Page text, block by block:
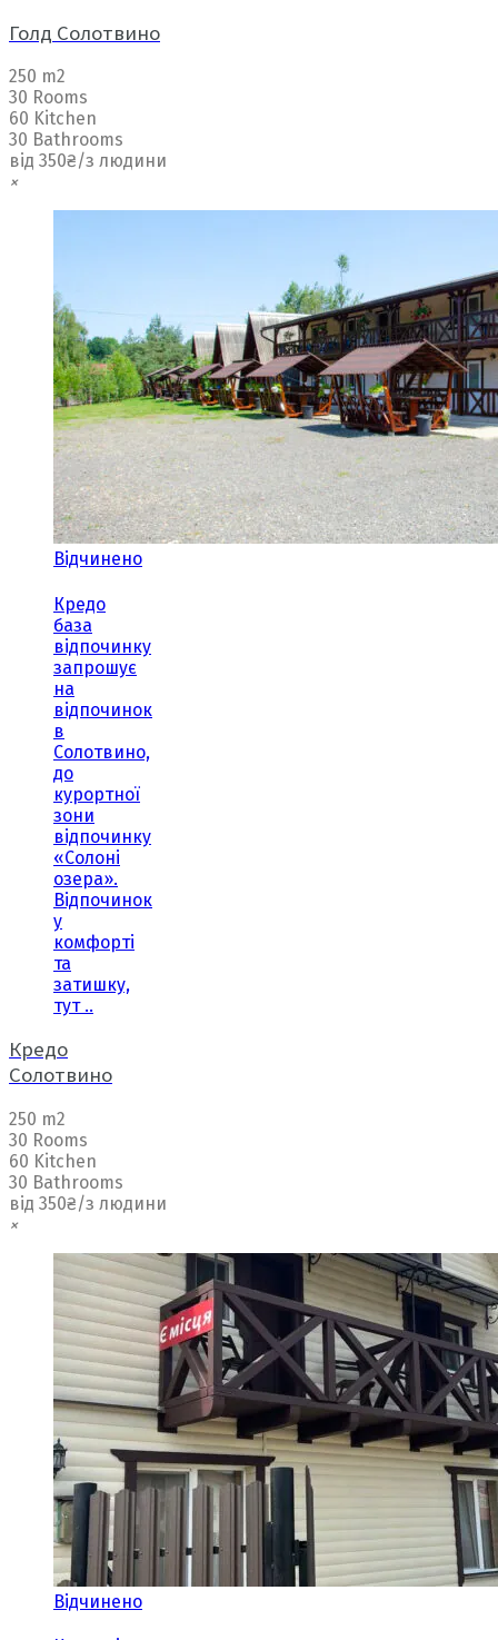
Голд Солотвино
250 m2
30 Rooms
60 Kitchen
30 Bathrooms
від 350₴/з людини
×
Відчинено
Кредо
база
відпочинку
запрошує
на
відпочинок
в
Солотвино,
до
курортної
зони
відпочинку
«Солоні
озера».
Відпочинок
у
комфорті
та
затишку,
тут ..
Кредо
Солотвино
250 m2
30 Rooms
60 Kitchen
30 Bathrooms
від 350₴/з людини
×
Відчинено